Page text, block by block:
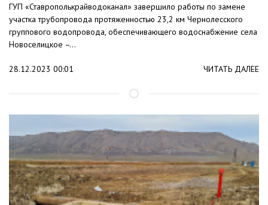
ГУП «Ставрополькрайводоканал» завершило работы по замене
участка трубопровода протяженностью 23,2 км Чернолесского
группового водопровода, обеспечивающего водоснабжение села
Новоселицкое –...
28.12.2023 00:01 ЧИТАТЬ ДАЛЕЕ